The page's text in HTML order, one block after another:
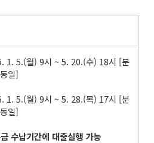
1. 5.(월) 9시 ~ 5. 20.(수) 18시 [분
일]
1. 5.(월) 9시 ~ 5. 28.(목) 17시 [분
일]
수납기간에 대출실행 가능